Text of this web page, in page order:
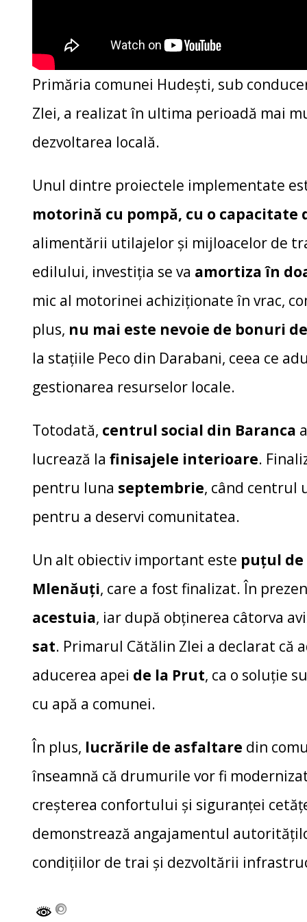
Primăria comunei Hudești, sub
Zlei, a realizat în ultima perioadă mai
dezvoltarea locală.
Unul dintre proiectele implementate
motorină cu pompă, cu o capacitate
alimentării utilajelor și mijloacelor de
edilului, investiția se va amortiza în
mic al motorinei achiziționate în vrac,
plus, nu mai este nevoie de bonuri
la stațiile Peco din Darabani, ceea ce
gestionarea resurselor locale.
Totodată, centrul social din Baranca
lucrează lafinisajele interioare.
pentru luna septembrie, când centrul
pentru a deservi comunitatea.
Un alt obiectiv important este puțul de
Mlenăuți, care a fost finalizat. În
acestuia, iar după obținerea câtorva
sat. Primarul Cătălin Zlei a declarat că
aducerea apei de la Prut, ca o soluție
cu apă a comunei.
În plus, lucrările de asfaltare din
înseamnă că drumurile vor fi
creșterea confortului și siguranței
demonstrează angajamentul
condițiilor de trai și dezvoltării